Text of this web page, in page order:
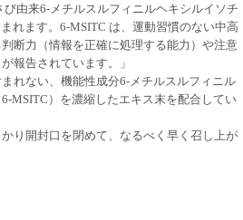
び由来6-メチルスルフィニルヘキシルイソチ
れます。6-MSITC は、運動習慣のない中高
断力（情報を正確に処理する能力）や注意
報告されています。」
れない、機能性成分6-メチルスルフィニル
MSITC）を濃縮したエキス末を配合してい
り開封口を閉めて、なるべく早く召し上が